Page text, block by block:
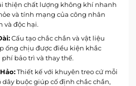
thiện chất lượng không khí nhanh
và tính mạng của công nhân
và độc hại.
Cấu tạo chắc chắn và vật liệu
ống chịu được điều kiện khắc
bảo trì và thay thế.
Thiết kế với khuyên treo cứ mỗi
dây buộc giúp cố định chắc chắn,